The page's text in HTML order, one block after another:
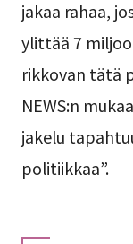
jakaa rahaa,
ylittää 7
rikkovan tätä
NEWS:n
jakelu
politiikkaa”.